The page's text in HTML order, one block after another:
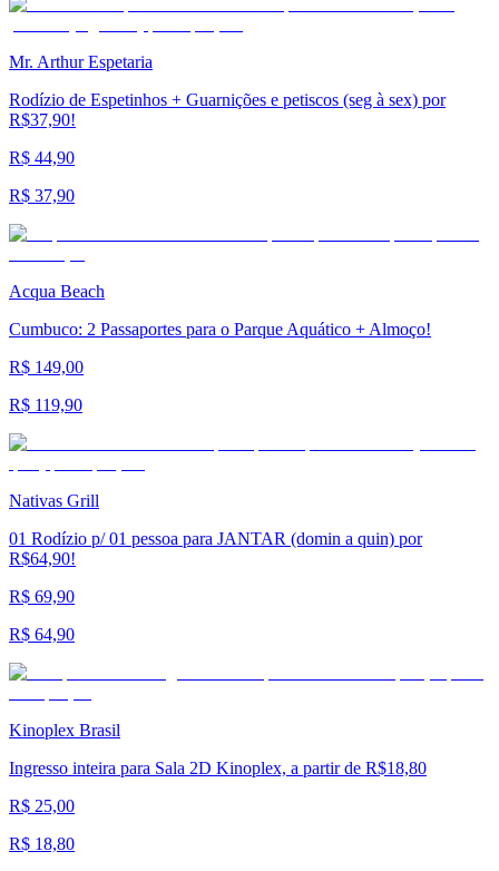
Mr. Arthur Espetaria
Rodízio de Espetinhos + Guarnições e petiscos (seg à sex) por
R$37,90!
R$ 44,90
R$ 37,90
Acqua Beach
Cumbuco: 2 Passaportes para o Parque Aquático + Almoço!
R$ 149,00
R$ 119,90
Nativas Grill
01 Rodízio p/ 01 pessoa para JANTAR (domin a quin) por
R$64,90!
R$ 69,90
R$ 64,90
Kinoplex Brasil
Ingresso inteira para Sala 2D Kinoplex, a partir de R$18,80
R$ 25,00
R$ 18,80